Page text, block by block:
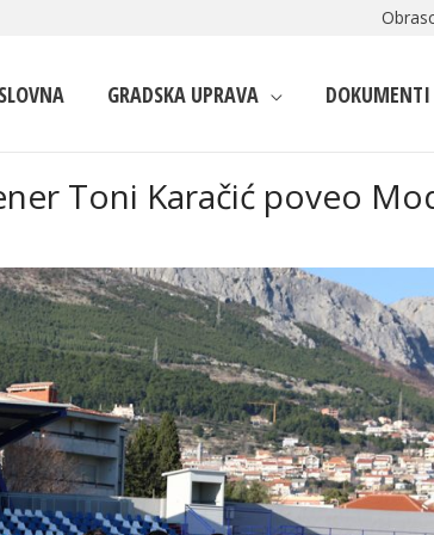
GRADSKA UPRAVA DOKUMENTI
Toni Karačić poveo